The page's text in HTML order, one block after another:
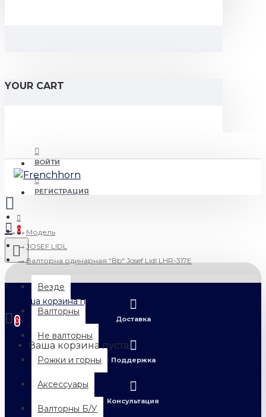
YOUR CART
ВОЙТИ
РЕГИСТРАЦИЯ
0
Везде
Валторны
Не валторны
Рожки и горны
Аксессуары
Валторны Б/У
Ваша корзина пуста
0
Ваша корзина пуста
Модель
JOSEF LIDL
Валторна одинарная "Bb" Josef Lidl LHR-317E
Доставка
Поддержка
Консультация